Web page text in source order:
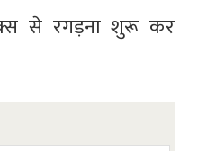
से रगड़ना शुरू कर